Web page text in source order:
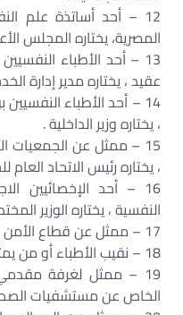
12 – أحد أساتذة علم
المصرية، يختاره المجلس
13 – أحد الأطباء
عقيد ، يختاره مدير إدارة
14 – أحد الأطباء
، يختاره وزير الداخلية .
15 – ممثل عن الجمعيات
، يختاره رئيس الاتحاد
16 – أحد الإخصائيين
النفسية ، يختاره الوزير
17 – ممثل عن قطاع الأمن العام ، يختاره وزير الداخلية .
18 – نقيب الأطباء أو من يمثله .
19 – ممثل لغرفة
الخاص عن مستشفيات الصحة